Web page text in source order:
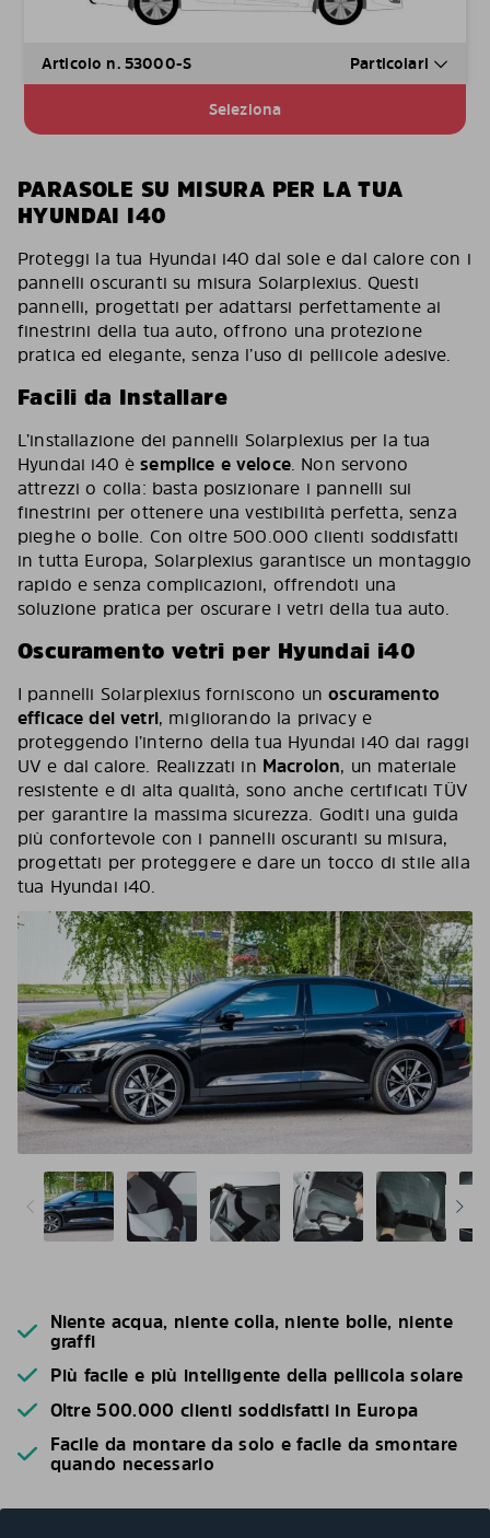
Articolo n. 53000-S Particolari
Seleziona
PARASOLE SU MISURA PER LA TUA
HYUNDAI I40
Proteggi la tua Hyundai i40 dal sole e dal calore con i
pannelli oscuranti su misura Solarplexius. Questi
pannelli, progettati per adattarsi perfettamente ai
finestrini della tua auto, offrono una protezione
pratica ed elegante, senza l’uso di pellicole adesive.
Facili da Installare
L’installazione dei pannelli Solarplexius per la tua
Hyundai i40 èsemplice e veloce. Non servono
attrezzi o colla: basta posizionare i pannelli sui
finestrini per ottenere una vestibilità perfetta, senza
pieghe o bolle. Con oltre 500.000 clienti soddisfatti
in tutta Europa, Solarplexius garantisce un montaggio
rapido e senza complicazioni, offrendoti una
soluzione pratica per oscurare i vetri della tua auto.
Oscuramento vetri per Hyundai i40
I pannelli Solarplexius forniscono unoscuramento
efficace dei vetri, migliorando la privacy e
proteggendo l’interno della tua Hyundai i40 dai raggi
UV e dal calore. Realizzati in Macrolon, un materiale
resistente e di alta qualità, sono anche certificati TÜV
per garantire la massima sicurezza. Goditi una guida
più confortevole con i pannelli oscuranti su misura,
progettati per proteggere e dare un tocco di stile alla
tua Hyundai i40.
Niente acqua, niente colla, niente bolle, niente
graffi
Più facile e più intelligente della pellicola solare
Oltre 500.000 clienti soddisfatti in Europa
Facile da montare da solo e facile da smontare
quando necessario